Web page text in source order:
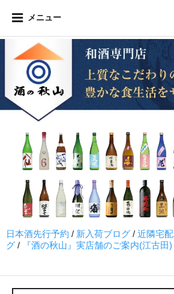
メニュー
日本酒先行予約 / 新入荷ブログ / 近隣宅配
グ / 『酒の秋山』実店舗のご案内(江古田)